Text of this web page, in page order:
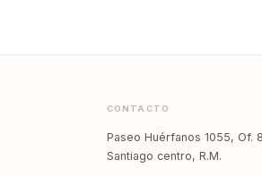
CONTACTO
Paseo Huérfanos 1055, Of.
Santiago centro, R.M.